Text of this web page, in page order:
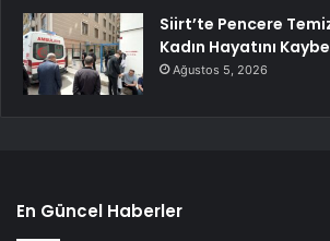
Siirt’te Pencere
Kadın Hayatını
Ağustos 5, 2026
En Güncel Haberler